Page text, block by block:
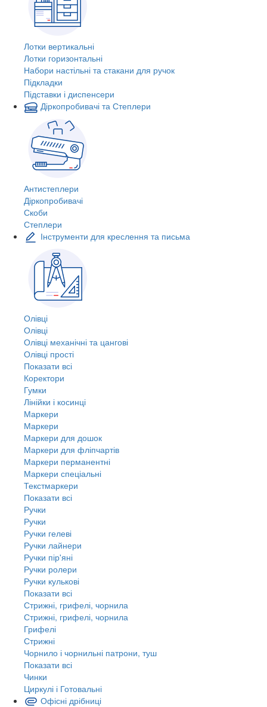
Лотки вертикальні
Лотки горизонтальні
Набори настільні та стакани для ручок
Підкладки
Підставки і диспенсери
Діркопробивачі та Степлери
Антистеплери
Діркопробивачі
Скоби
Степлери
Інструменти для креслення та письма
Олівці
Олівці
Олівці механічні та цангові
Олівці прості
Показати всі
Коректори
Гумки
Лінійки і косинці
Маркери
Маркери
Маркери для дошок
Маркери для фліпчартів
Маркери перманентні
Маркери спеціальні
Текстмаркери
Показати всі
Ручки
Ручки
Ручки гелеві
Ручки лайнери
Ручки пір'яні
Ручки ролери
Ручки кулькові
Показати всі
Стрижні, грифелі, чорнила
Стрижні, грифелі, чорнила
Грифелі
Стрижні
Чорнило і чорнильні патрони, туш
Показати всі
Чинки
Циркулі і Готовальні
Офісні дрібниці